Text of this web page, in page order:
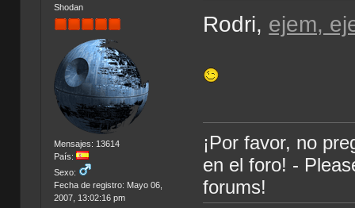
Shodan
Mensajes: 13614
País:
Sexo:
Fecha de registro: Mayo 06,
2007, 13:02:16 pm
Rodri, ejem,
¡Por favor, no
en el foro! -
forums!